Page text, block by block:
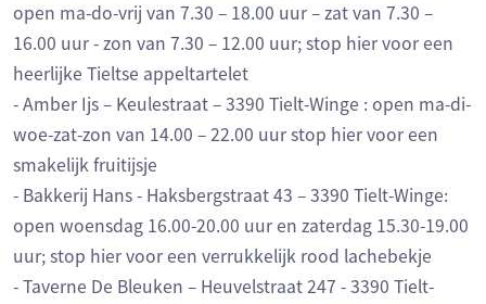
open ma-do-vrij van 7.30 – 18.00 uur – zat van 7.30 –
16.00 uur - zon van 7.30 – 12.00 uur; stop hier voor een
heerlijke Tieltse appeltartelet
- Amber Ijs – Keulestraat – 3390 Tielt-Winge : open ma-di-
woe-zat-zon van 14.00 – 22.00 uur stop hier voor een
smakelijk fruitijsje
- Bakkerij Hans - Haksbergstraat 43 – 3390 Tielt-Winge:
open woensdag 16.00-20.00 uur en zaterdag 15.30-19.00
uur; stop hier voor een verrukkelijk rood lachebekje
- Taverne De Bleuken – Heuvelstraat 247 - 3390 Tielt-